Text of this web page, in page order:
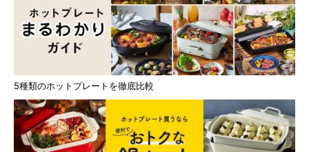
5種類のホットプレートを徹底比較